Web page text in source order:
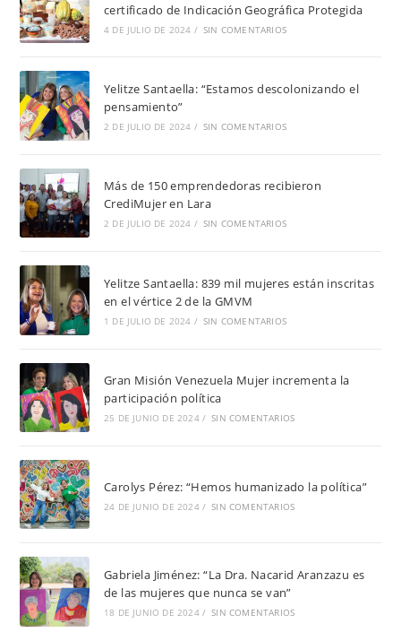
certificado de Indicación Geográfica Protegida
4 DE JULIO DE 2024 / SIN COMENTARIOS
Yelitze Santaella: “Estamos descolonizando el
pensamiento”
2 DE JULIO DE 2024 / SIN COMENTARIOS
Más de 150 emprendedoras recibieron
CrediMujer en Lara
2 DE JULIO DE 2024 / SIN COMENTARIOS
Yelitze Santaella: 839 mil mujeres están inscritas
en el vértice 2 de la GMVM
1 DE JULIO DE 2024 / SIN COMENTARIOS
Gran Misión Venezuela Mujer incrementa la
participación política
25 DE JUNIO DE 2024 / SIN COMENTARIOS
Carolys Pérez: “Hemos humanizado la política”
24 DE JUNIO DE 2024 / SIN COMENTARIOS
Gabriela Jiménez: “La Dra. Nacarid Aranzazu es
de las mujeres que nunca se van”
18 DE JUNIO DE 2024 / SIN COMENTARIOS